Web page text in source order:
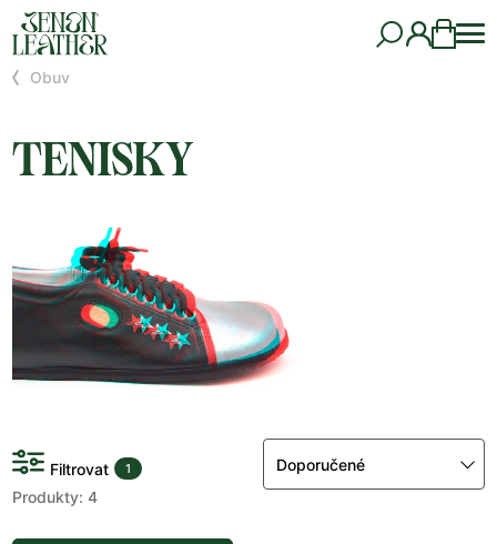
Obuv
TENISKY
Filtrovat 1
Produkty: 4
Doporučené